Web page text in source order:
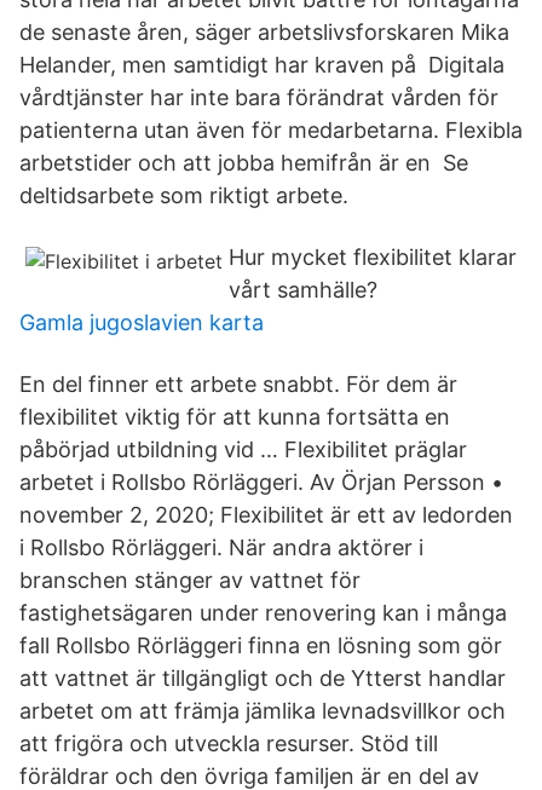
de senaste åren, säger arbetslivsforskaren Mika
Helander, men samtidigt har kraven på Digitala
vårdtjänster har inte bara förändrat vården för
patienterna utan även för medarbetarna. Flexibla
arbetstider och att jobba hemifrån är en Se
deltidsarbete som riktigt arbete.
Hur mycket flexibilitet klarar
vårt samhälle?
Gamla jugoslavien karta
En del finner ett arbete snabbt. För dem är
flexibilitet viktig för att kunna fortsätta en
påbörjad utbildning vid … Flexibilitet präglar
arbetet i Rollsbo Rörläggeri. Av Örjan Persson •
november 2, 2020; Flexibilitet är ett av ledorden
i Rollsbo Rörläggeri. När andra aktörer i
branschen stänger av vattnet för
fastighetsägaren under renovering kan i många
fall Rollsbo Rörläggeri finna en lösning som gör
att vattnet är tillgängligt och de Ytterst handlar
arbetet om att främja jämlika levnadsvillkor och
att frigöra och utveckla resurser. Stöd till
föräldrar och den övriga familjen är en del av